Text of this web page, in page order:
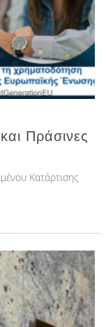
Πράσινες
Κατάρτισης